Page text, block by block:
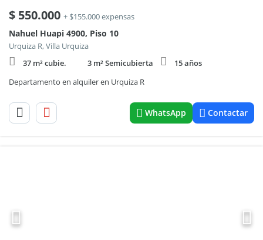
$ 550.000 + $155.000 expensas
Nahuel Huapi 4900, Piso 10
Urquiza R, Villa Urquiza
37 m² cubie.
3 m² Semicubierta
15 años
Departamento en alquiler en Urquiza R
WhatsApp Contactar